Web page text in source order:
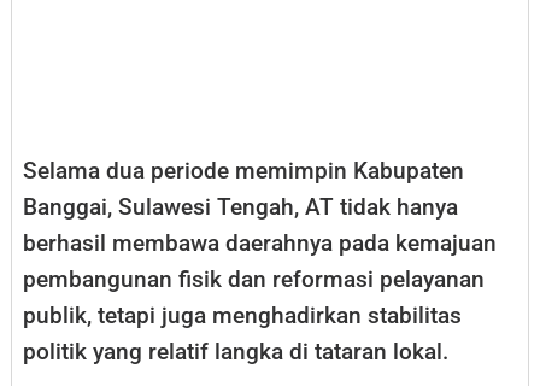
Selama dua periode memimpin Kabupaten
Banggai, Sulawesi Tengah, AT tidak hanya
berhasil membawa daerahnya pada kemajuan
pembangunan fisik dan reformasi pelayanan
publik, tetapi juga menghadirkan stabilitas
politik yang relatif langka di tataran lokal.